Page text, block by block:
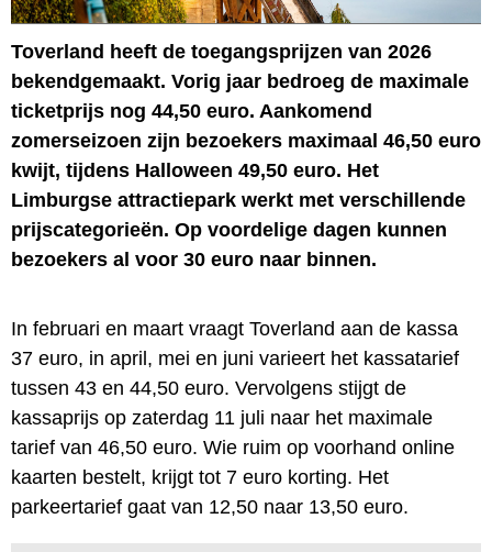
Toverland heeft de toegangsprijzen van 2026
bekendgemaakt. Vorig jaar bedroeg de maximale
ticketprijs nog 44,50 euro. Aankomend
zomerseizoen zijn bezoekers maximaal 46,50 euro
kwijt, tijdens Halloween 49,50 euro. Het
Limburgse attractiepark werkt met verschillende
prijscategorieën. Op voordelige dagen kunnen
bezoekers al voor 30 euro naar binnen.
In februari en maart vraagt Toverland aan de kassa
37 euro, in april, mei en juni varieert het kassatarief
tussen 43 en 44,50 euro. Vervolgens stijgt de
kassaprijs op zaterdag 11 juli naar het maximale
tarief van 46,50 euro. Wie ruim op voorhand online
kaarten bestelt, krijgt tot 7 euro korting. Het
parkeertarief gaat van 12,50 naar 13,50 euro.